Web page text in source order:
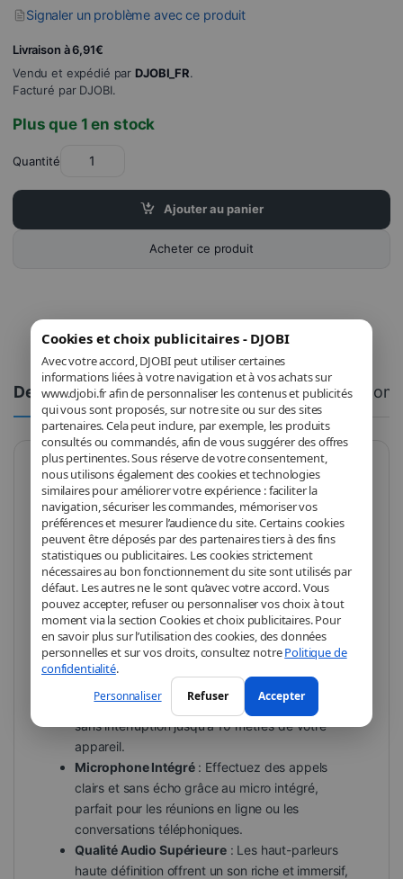
Cookies et choix publicitaires - DJOBI
Avec votre accord, DJOBI peut utiliser certaines
informations liées à votre navigation et à vos achats sur
www.djobi.fr afin de personnaliser les contenus et publicités
qui vous sont proposés, sur notre site ou sur des sites
partenaires. Cela peut inclure, par exemple, les produits
consultés ou commandés, afin de vous suggérer des offres
plus pertinentes. Sous réserve de votre consentement,
nous utilisons également des cookies et technologies
similaires pour améliorer votre expérience : faciliter la
navigation, sécuriser les commandes, mémoriser vos
préférences et mesurer l’audience du site. Certains cookies
peuvent être déposés par des partenaires tiers à des fins
statistiques ou publicitaires. Les cookies strictement
nécessaires au bon fonctionnement du site sont utilisés par
défaut. Les autres ne le sont qu’avec votre accord. Vous
pouvez accepter, refuser ou personnaliser vos choix à tout
moment via la section Cookies et choix publicitaires. Pour
en savoir plus sur l’utilisation des cookies, des données
personnelles et sur vos droits, consultez notrePolitique de
confidentialité.
Personnaliser Refuser Accepter
Signaler un problème avec ce produit
Livraison à 6,91€
Vendu et expédié parDJOBI_FR.
Facturé par DJOBI.
Plus que 1 en stock
Quantité
Ajouter au panier
Acheter ce produit
Description Spécifications
Transformez votre expérience audio avec le casque
Bluetooth CSL, conçu pour offrir un son exceptionnel
sans les contraintes des câbles. Idéal pour les
amateurs de musique, les professionnels en télétravail
ou les gamers, ce casque allie confort, qualité sonore
et polyvalence.
Caractéristiques Principales :
Connectivité Sans Fil
: Grâce à la technologie
Bluetooth 5.0, profitez d’une connexion stable et
sans interruption jusqu’à 10 mètres de votre
appareil.
Microphone Intégré: Effectuez des appels
clairs et sans écho grâce au micro intégré,
parfait pour les réunions en ligne ou les
conversations téléphoniques.
Qualité Audio Supérieure: Les haut-parleurs
haute définition offrent un son riche et immersif,